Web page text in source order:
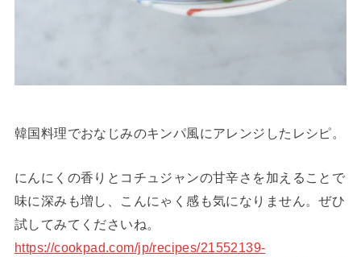
韓国料理でおなじみのキンパ風にアレンジしたレシピ。
にんにくの香りとコチュジャンの甘辛さを加えることで
味に深みも増し、こんにゃく感も気になりません。ぜひ
試してみてくださいね。
https://cookpad.com/jp/recipes/21552139-